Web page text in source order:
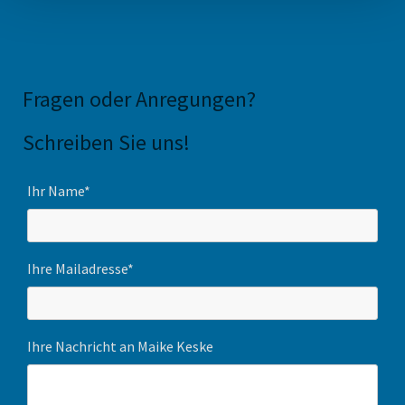
Fragen oder Anregungen?
Schreiben Sie uns!
Ihr Name*
Ihre Mailadresse*
Ihre Nachricht an Maike Keske